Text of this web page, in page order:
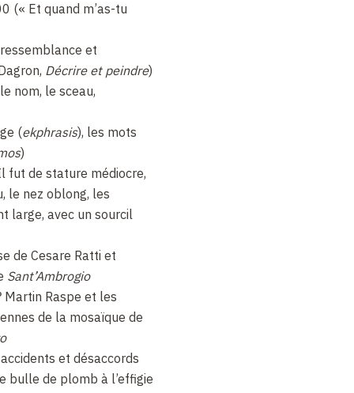
(« Et quand m’as-tu
et
Décrire et peindre)
nom, le sceau,
(ekphrasis), les mots
)
fut de stature médiocre,
le nez oblong, les
large, avec un sourcil
de Cesare Ratti et
Sant’Ambrogio
Martin Raspe et les
de la mosaïque de
et désaccords
bulle de plomb à l’effigie